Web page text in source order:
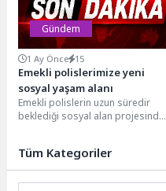
Gündem
1 Ay Önce 15
Emekli polislerimize yeni
sosyal yaşam alanı
Emekli polislerin uzun süredir
beklediği sosyal alan projesinde
Tüm Kategoriler